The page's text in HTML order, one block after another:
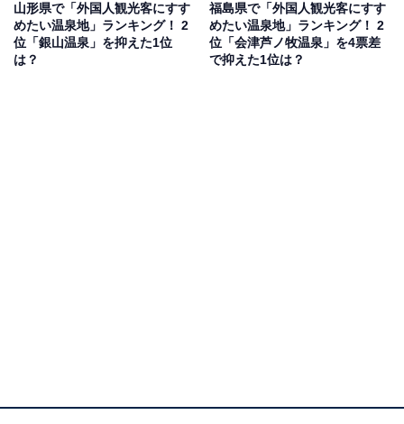
代男性／山形県）といったコメントが寄せられていま
す。
山形県で「外国人観光客にすす
めたい温泉地」ランキング！ 2
位「銀山温泉」を抑えた1位
は？
福島県で「外国人観光客にすす
めたい温泉地」ランキング！ 2
位「会津芦ノ牧温泉」を4票差
で抑えた1位は？